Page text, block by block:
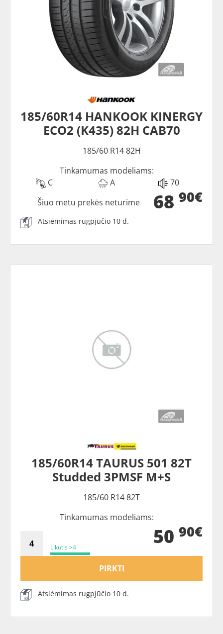
185/60R14 HANKOOK KINERGY
ECO2 (K435) 82H CAB70
185/60 R14 82H
Tinkamumas modeliams:
C
A 70
68 90€
Šiuo metu prekės neturime
Atsiėmimas rugpjūčio 10 d.
185/60R14 TAURUS 501 82T
Studded 3PMSF M+S
185/60 R14 82T
Tinkamumas modeliams:
Likutis >4 50 90€
PIRKTI
Atsiėmimas rugpjūčio 10 d.